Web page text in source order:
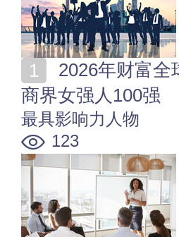
商界女强人100强
最具影响力人物
123